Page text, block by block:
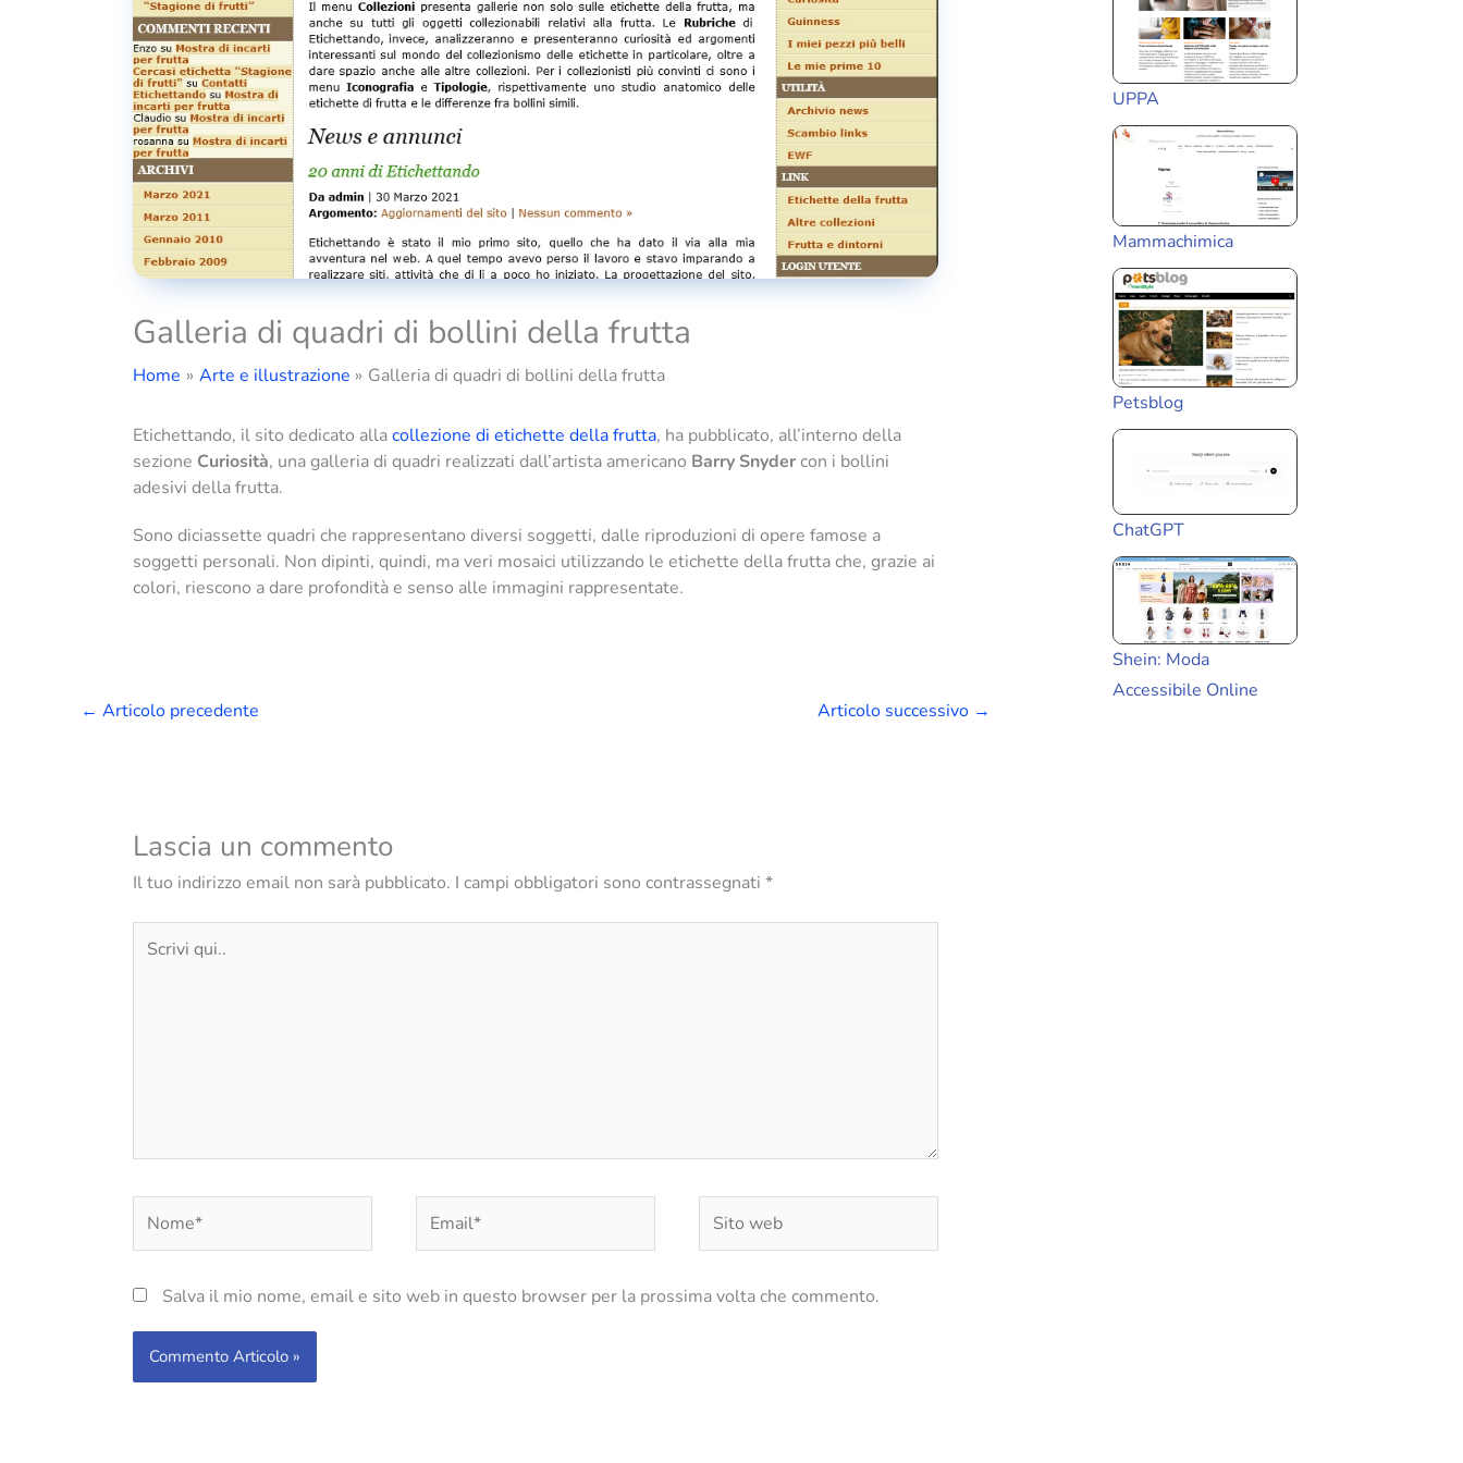
Galleria di quadri di bollini della frutta
Home Arte e illustrazione Galleria di quadri di bollini della frutta
Etichettando, il sito dedicato allacollezione di etichette della frutta, ha pubblicato, all’interno della
sezione Curiosità, una galleria di quadri realizzati dall’artista americano Barry Snydercon i bollini
adesivi della frutta.
Sono diciassette quadri che rappresentano diversi soggetti, dalle riproduzioni di opere famose a
soggetti personali. Non dipinti, quindi, ma veri mosaici utilizzando le etichette della frutta che, grazie ai
colori, riescono a dare profondità e senso alle immagini rappresentate.
← Articolo precedente Articolo successivo →
Lascia un commento
Il tuo indirizzo email non sarà pubblicato. I campi obbligatori sono contrassegnati *
qui..
web
Salva il mio nome, email e sito web in questo browser per la prossima volta che commento.
UPPA
Mammachimica
Petsblog
ChatGPT
Shein: Moda
Accessibile Online